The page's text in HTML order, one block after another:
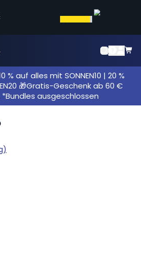
auf alles mit SONNEN10 | 20 %
🎁Gratis-Geschenk ab 60 €
ausgeschlossen